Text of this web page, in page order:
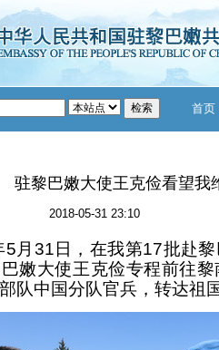
首页
驻黎巴嫩大使王克俭看望我
2018-05-31 23:10
31日，在我第17批赴黎
嫩大使王克俭专程前往
队中国分队官兵，转达祖